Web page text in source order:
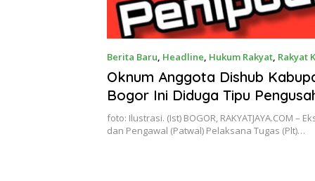
Berita Baru, Headline, Hukum Rakyat, Rakyat
October 2025
Oknum Anggota Dishub
Bogor Ini Diduga Tipu
Hendak Mengurus Perizinan
foto: Ilustrasi. (Ist) BOGOR, RAKYATJAYA.COM –
dan Pengawal (Patwal) Pelaksana Tugas (Plt)…